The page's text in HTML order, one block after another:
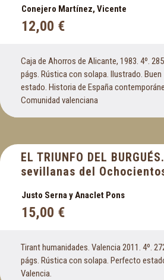
Conejero Martínez, Vicente
12,00 €
Caja de Ahorros de Alicante, 1983. 4º. 285
págs. Rústica con solapa. Ilustrado. Buen
estado. Historia de España
Comunidad valenciana
EL TRIUNFO DEL
sevillanas del
Justo Serna y Anaclet Pons
15,00 €
Tirant humanidades. Valencia 2011. 4º.
págs. Rústica con solapa. Perfecto
Valencia.